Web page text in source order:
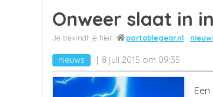
Onweer slaat in
portablegear.nl
nieuws 8 juli 2015 om 09:35